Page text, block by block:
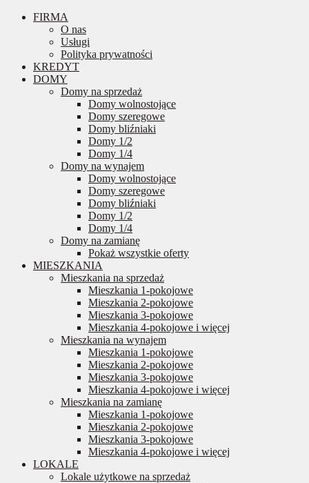
FIRMA
O nas
Usługi
Polityka prywatności
KREDYT
DOMY
Domy na sprzedaż
Domy wolnostojące
Domy szeregowe
Domy bliźniaki
Domy 1/2
Domy 1/4
Domy na wynajem
Domy wolnostojące
Domy szeregowe
Domy bliźniaki
Domy 1/2
Domy 1/4
Domy na zamianę
Pokaż wszystkie oferty
MIESZKANIA
Mieszkania na sprzedaż
Mieszkania 1-pokojowe
Mieszkania 2-pokojowe
Mieszkania 3-pokojowe
Mieszkania 4-pokojowe i więcej
Mieszkania na wynajem
Mieszkania 1-pokojowe
Mieszkania 2-pokojowe
Mieszkania 3-pokojowe
Mieszkania 4-pokojowe i więcej
Mieszkania na zamianę
Mieszkania 1-pokojowe
Mieszkania 2-pokojowe
Mieszkania 3-pokojowe
Mieszkania 4-pokojowe i więcej
LOKALE
Lokale użytkowe na sprzedaż